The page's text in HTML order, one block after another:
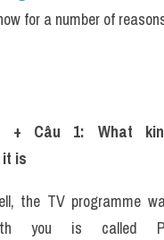
for a number of
+ Câu 1: What
is
the TV programme
you is called